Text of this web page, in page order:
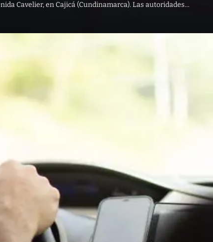
Cavelier, en Cajicá (Cundinamarca). Las autoridades…